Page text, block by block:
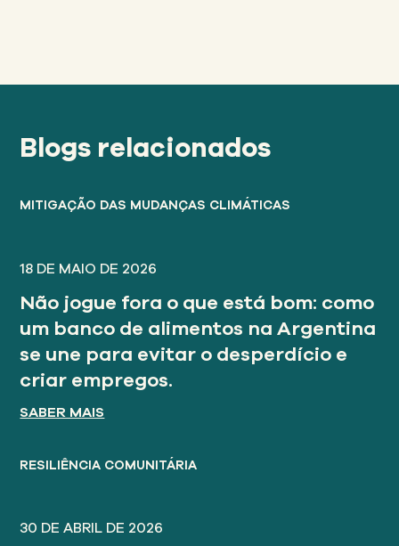
Blogs relacionados
MITIGAÇÃO DAS MUDANÇAS CLIMÁTICAS
18 DE MAIO DE 2026
Não jogue fora o que está bom: como
um banco de alimentos na Argentina
se une para evitar o desperdício e
criar empregos.
SABER MAIS
RESILIÊNCIA COMUNITÁRIA
30 DE ABRIL DE 2026